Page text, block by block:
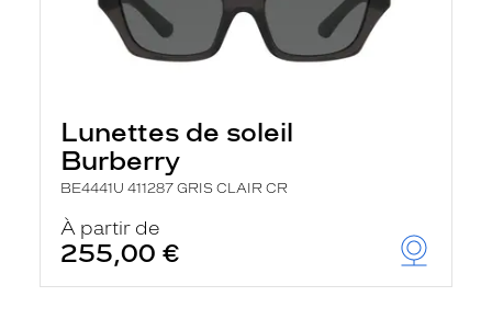
Lunettes de soleil
Burberry
BE4441U 411287 GRIS CLAIR CR
À partir de
255,00 €